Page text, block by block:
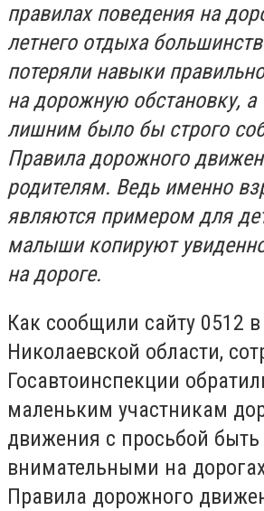
правилах поведения на
летнего отдыха
потеряли навыки
на дорожную обстановку, а
лишним было бы строго
Правила дорожного
родителям. Ведь именно
являются примером для
малыши копируют
на дороге.
Как сообщили сайту 0512
Николаевской области,
Госавтоинспекции
маленьким участникам
движения с просьбой
внимательными на
Правила дорожного